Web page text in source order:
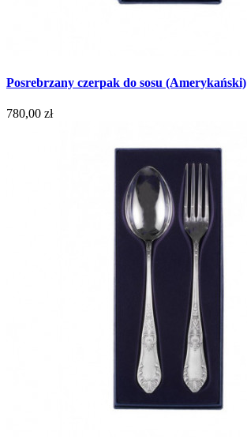
Posrebrzany czerpak do sosu (Amerykański)
780,00 zł